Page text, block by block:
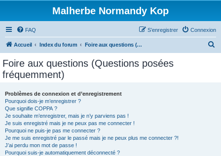
Malherbe Normandy Kop
FAQ Connexion
S’enregistrer
Accueil Index du forum Foire aux questions (Questions posées fréquemment)
Foire aux questions (Questions posées
fréquemment)
Problèmes de connexion et d’enregistrement
Pourquoi dois-je m’enregistrer ?
Que signifie COPPA ?
Je souhaite m’enregistrer, mais je n’y parviens pas !
Je suis enregistré mais je ne peux pas me connecter !
Pourquoi ne puis-je pas me connecter ?
Je me suis enregistré par le passé mais je ne peux plus me connecter ?!
J’ai perdu mon mot de passe !
Pourquoi suis-je automatiquement déconnecté ?